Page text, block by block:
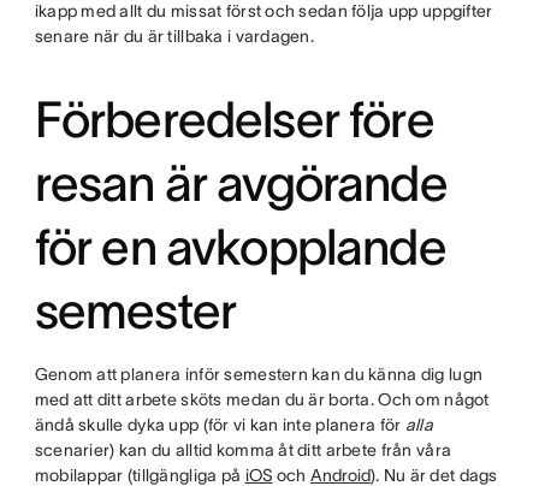
ikapp med allt du missat först och sedan följa upp uppgifter
senare när du är tillbaka i vardagen.
Förberedelser före
resan är avgörande
för en avkopplande
semester
Genom att planera inför semestern kan du känna dig lugn
med att ditt arbete sköts medan du är borta. Och om något
ändå skulle dyka upp (för vi kan inte planera för alla
scenarier) kan du alltid komma åt ditt arbete från våra
mobilappar (tillgängliga på iOS och Android). Nu är det dags